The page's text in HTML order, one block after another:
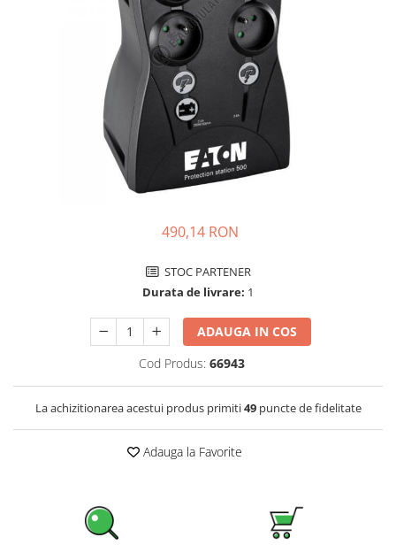
Incarcatoare acumulatori
Panouri fotovoltaice si accesorii
Panouri fotovoltaice
Sisteme prindere panouri
Convertoare de tensiune
Sisteme de stocare energie
LiFePO4
Pachete complete stocare energie
mica (rulota/caravan/case de
Sisteme fotovoltaice profesionale
490,14 RON
STOC PARTENER
Durata de livrare: 1
ADAUGA IN COS
Cod Produs: 66943
La achizitionarea acestui produs primiti49puncte de fidelitate
Adauga la Favorite